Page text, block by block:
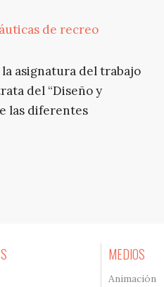
de recreo
asignatura del trabajo
del “Diseño y
las diferentes
MEDIOS
Animación